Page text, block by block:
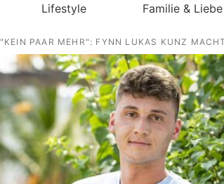
Royals
Stars
Filme & Serien
Lifestyle
Familie & Liebe
Lifestyle Familie & Liebe
"KEIN PAAR MEHR": FYNN LUKAS KUNZ